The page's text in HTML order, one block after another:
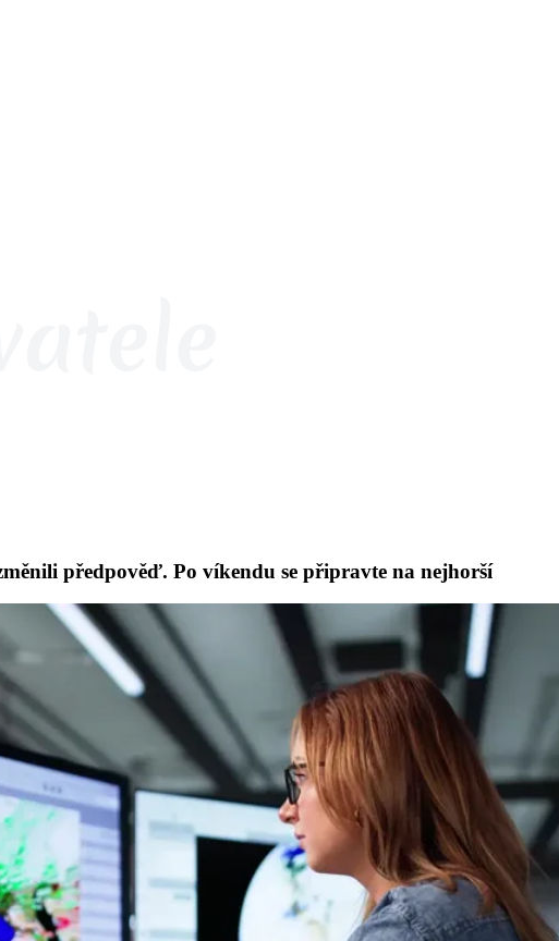
předpověď. Po víkendu se připravte na nejhorší